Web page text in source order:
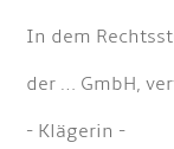
In dem
der … GmbH,
- Klägerin -